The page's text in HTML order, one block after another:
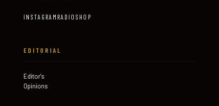
INSTAGRAM RADIO SHOP
EDITORIAL
Editor's
Opinions